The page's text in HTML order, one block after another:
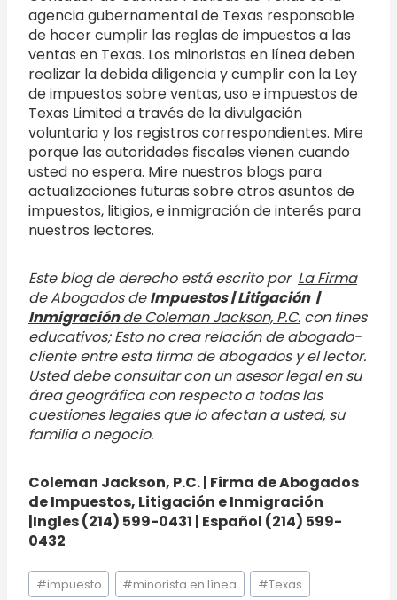
agencia gubernamental de Texas responsable
de hacer cumplir las reglas de impuestos a las
ventas en Texas. Los minoristas en línea deben
realizar la debida diligencia y cumplir con la Ley
de impuestos sobre ventas, uso e impuestos de
Texas Limited a través de la divulgación
voluntaria y los registros correspondientes. Mire
porque las autoridades fiscales vienen cuando
usted no espera. Mire nuestros blogs para
actualizaciones futuras sobre otros asuntos de
impuestos, litigios, e inmigración de interés para
nuestros lectores.
Este blog de derecho está escrito por La Firma
de Abogados de Impuestos | Litigación |
Inmigraciónde Coleman Jackson, P.C. con fines
educativos; Esto no crea relación de abogado-
cliente entre esta firma de abogados y el lector.
Usted debe consultar con un asesor legal en su
área geográfica con respecto a todas las
cuestiones legales que lo afectan a usted, su
familia o negocio.
Coleman Jackson, P.C. | Firma de Abogados
de Impuestos, Litigación e Inmigración
|Ingles (214) 599-0431 | Español (214) 599-
0432
Etiquetas
de
#impuesto #minorista en línea #Texas